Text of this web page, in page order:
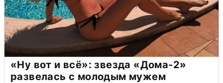
«Ну вот и всё»: звезда «Дома-2»
развелась с молодым мужем